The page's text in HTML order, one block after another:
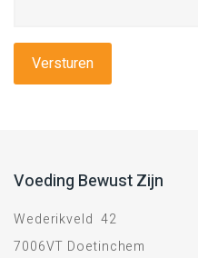
Voeding Bewust Zijn
Wederikveld 42
7006VT Doetinchem